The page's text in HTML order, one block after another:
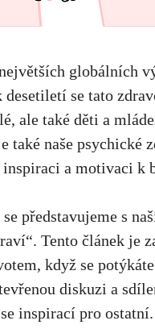
globálních
se⁣ tato
ale⁣ také‌ děti ⁢a
také naše ‌psychické
a motivaci‍ k⁤
představujeme ‍s
Tento‍ článek ⁤je
, když se
diskuzi a
inspirací pro ostatní.